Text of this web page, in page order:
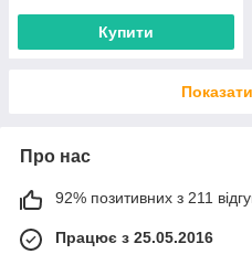
Купити
Про нас
92% позитивних з 211
Працює з 25.05.2016